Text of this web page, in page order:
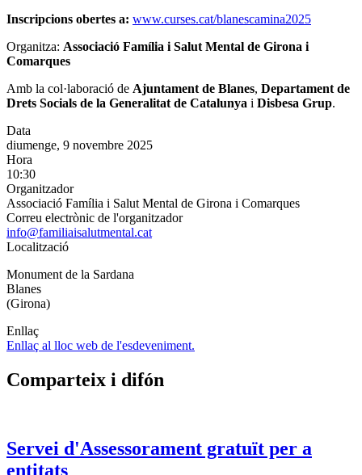
Inscripcions obertes a: www.curses.cat/blanescamina2025
Organitza: Associació Família i Salut Mental de Girona i
Comarques
Amb la col·laboració de Ajuntament de Blanes, Departament de
Drets Socials de la Generalitat de Catalunya i Disbesa Grup.
Data
diumenge, 9 novembre 2025
Hora
10:30
Organitzador
Associació Família i Salut Mental de Girona i Comarques
Correu electrònic de l'organitzador
info@familiaisalutmental.cat
Localització
Monument de la Sardana
Blanes
(Girona)
Enllaç
Enllaç al lloc web de l'esdeveniment.
Comparteix i difón
Servei d'Assessorament gratuït per a
entitats